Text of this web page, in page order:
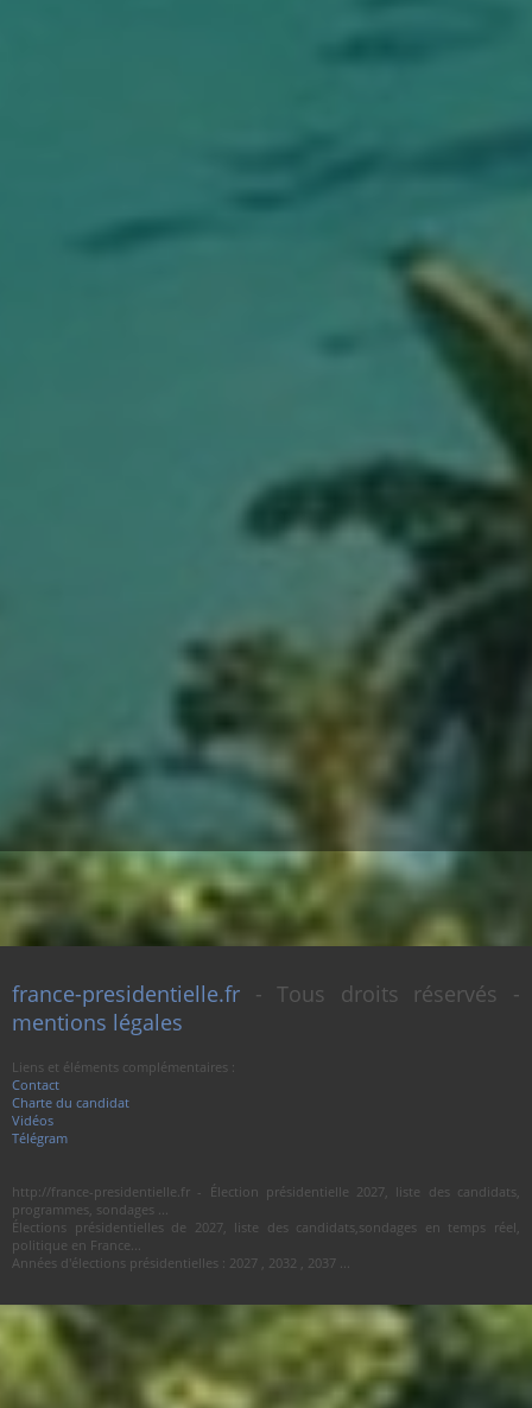
france-presidentielle.fr - Tous droits réservés -
mentions légales
Liens et éléments complémentaires :
Contact
Charte du candidat
Vidéos
Télégram
http://france-presidentielle.fr - Élection présidentielle 2027, liste des candidats,
programmes, sondages ...
Élections présidentielles de 2027, liste des candidats,sondages en temps réel,
politique en France...
Années d'élections présidentielles : 2027 , 2032 , 2037 ...